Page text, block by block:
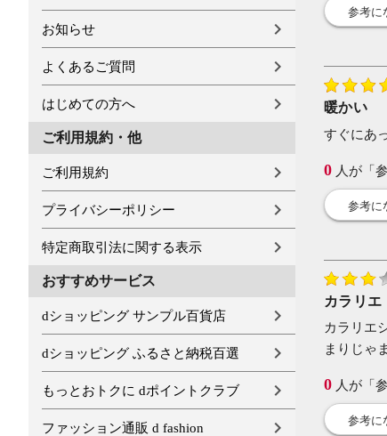
お知らせ
よくあるご質問
はじめての方へ
ご利用規約・他
ご利用規約
プライバシーポリシー
特定商取引法に関する表示
おすすめサービス
dショッピング サンプル百貨店
dショッピング ふるさと納税百選
もっとおトクに dポイントクラブ
ファッション通販 d fashion
参考に
暖かい
すぐにあ
0 人が「
参考に
カラリエ
カラリエ
まりじゃ
0 人が「
参考に